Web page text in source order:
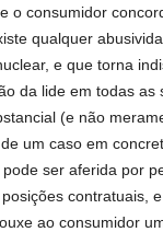
o consumidor
qualquer
e que torna
da lide em todas as
(e não
um caso em
ser aferida por
contratuais,
ao consumidor